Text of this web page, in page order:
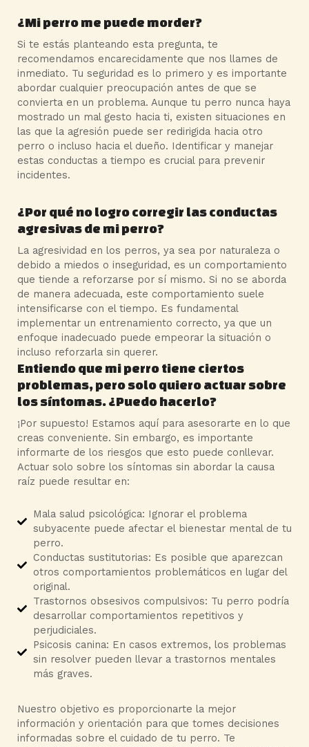
¿Mi perro me puede morder?
Si te estás planteando esta pregunta, te
recomendamos encarecidamente que nos llames de
inmediato. Tu seguridad es lo primero y es importante
abordar cualquier preocupación antes de que se
convierta en un problema. Aunque tu perro nunca haya
mostrado un mal gesto hacia ti, existen situaciones en
las que la agresión puede ser redirigida hacia otro
perro o incluso hacia el dueño. Identificar y manejar
estas conductas a tiempo es crucial para prevenir
incidentes.
¿Por qué no logro corregir las conductas
agresivas de mi perro?
La agresividad en los perros, ya sea por naturaleza o
debido a miedos o inseguridad, es un comportamiento
que tiende a reforzarse por sí mismo. Si no se aborda
de manera adecuada, este comportamiento suele
intensificarse con el tiempo. Es fundamental
implementar un entrenamiento correcto, ya que un
enfoque inadecuado puede empeorar la situación o
incluso reforzarla sin querer.
Entiendo que mi perro tiene ciertos
problemas, pero solo quiero actuar sobre
los síntomas. ¿Puedo hacerlo?
¡Por supuesto! Estamos aquí para asesorarte en lo que
creas conveniente. Sin embargo, es importante
informarte de los riesgos que esto puede conllevar.
Actuar solo sobre los síntomas sin abordar la causa
raíz puede resultar en:
Mala salud psicológica: Ignorar el problema
subyacente puede afectar el bienestar mental de tu
perro.
Conductas sustitutorias: Es posible que aparezcan
otros comportamientos problemáticos en lugar del
original.
Trastornos obsesivos compulsivos: Tu perro podría
desarrollar comportamientos repetitivos y
perjudiciales.
Psicosis canina: En casos extremos, los problemas
sin resolver pueden llevar a trastornos mentales
más graves.
Nuestro objetivo es proporcionarte la mejor
información y orientación para que tomes decisiones
informadas sobre el cuidado de tu perro. Te